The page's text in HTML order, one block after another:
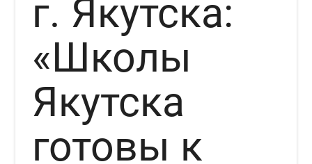
г. Якутска:
«Школы
Якутска
готовы к